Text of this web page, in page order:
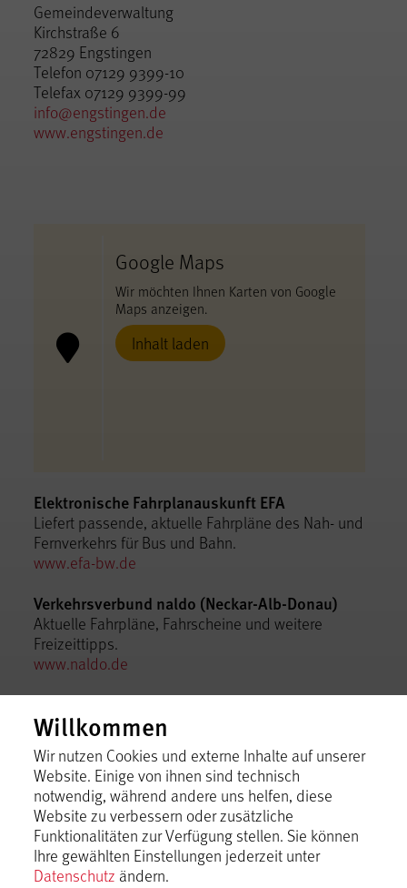
Gemeindeverwaltung
Kirchstraße 6
72829 Engstingen
Telefon 07129 9399-10
Telefax 07129 9399-99
info@engstingen.de
www.engstingen.de
Google Maps
Wir möchten Ihnen Karten von Google
Maps anzeigen.
Inhalt laden
Elektronische Fahrplanauskunft EFA
Liefert passende, aktuelle Fahrpläne des Nah- und
Fernverkehrs für Bus und Bahn.
www.efa-bw.de
Verkehrsverbund naldo (Neckar-Alb-Donau)
Aktuelle Fahrpläne, Fahrscheine und weitere
Freizeittipps.
www.naldo.de
Anfahrt
Berechnen Sie jetzt Ihre Anreise zu Fuß, mit dem
Fahrrad, dem Auto oder dem ÖPNV via Google
Maps.
Sie werden zu Google Maps weitergeleitet.
Route berechnen
Willkommen
Wir nutzen Cookies und externe Inhalte auf unserer
Website. Einige von ihnen sind technisch
notwendig, während andere uns helfen, diese
Website zu verbessern oder zusätzliche
Funktionalitäten zur Verfügung stellen. Sie können
Ihre gewählten Einstellungen jederzeit unter
Datenschutz ändern.